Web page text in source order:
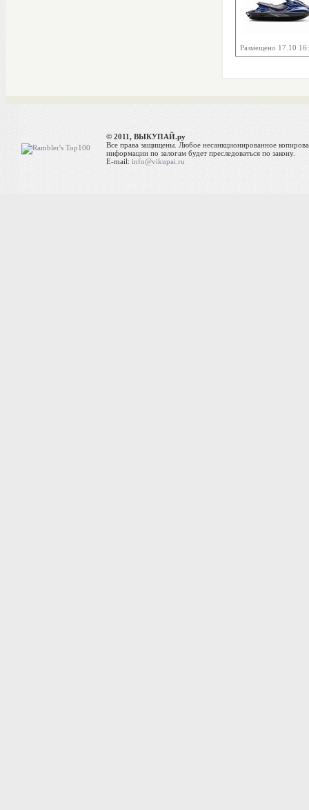
Размещено 17.10
© 2011, ВЫКУПАЙ.ру
Все права защищены. Любое несанкционированное
информации по залогам будет преследоваться по закону.
E-mail:info@vikupai.ru